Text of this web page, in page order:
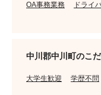
OA事務業務 ドライ
中川郡中川町のこ
大学生歓迎 学歴不問